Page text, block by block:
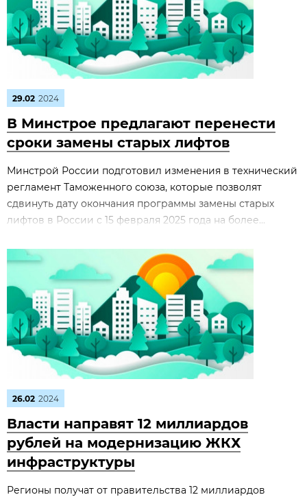
29.02 2024
В Минстрое предлагают перенести
сроки замены старых лифтов
Минстрой России подготовил изменения в технический
регламент Таможенного союза, которые позволят
сдвинуть дату окончания программы замены старых
лифтов в России с 15 февраля 2025 года на более...
26.02 2024
Власти направят 12 миллиардов
рублей на модернизацию ЖКХ
инфраструктуры
Регионы получат от правительства 12 миллиардов